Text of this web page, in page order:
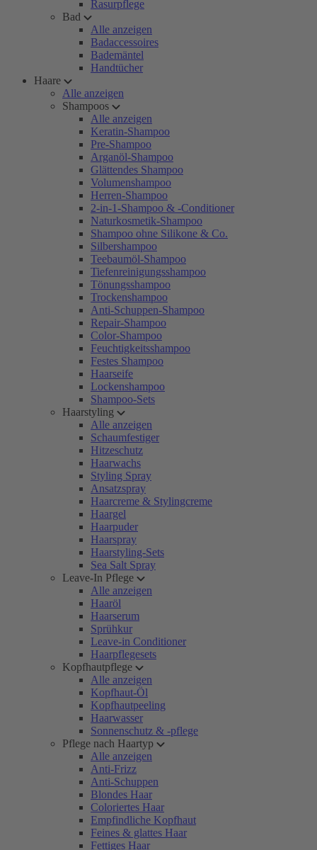
Rasurpflege
Bad
Alle anzeigen
Badaccessoires
Bademäntel
Handtücher
Haare
Alle anzeigen
Shampoos
Alle anzeigen
Keratin-Shampoo
Pre-Shampoo
Arganöl-Shampoo
Glättendes Shampoo
Volumenshampoo
Herren-Shampoo
2-in-1-Shampoo & -Conditioner
Naturkosmetik-Shampoo
Shampoo ohne Silikone & Co.
Silbershampoo
Teebaumöl-Shampoo
Tiefenreinigungsshampoo
Tönungsshampoo
Trockenshampoo
Anti-Schuppen-Shampoo
Repair-Shampoo
Color-Shampoo
Feuchtigkeitsshampoo
Festes Shampoo
Haarseife
Lockenshampoo
Shampoo-Sets
Haarstyling
Alle anzeigen
Schaumfestiger
Hitzeschutz
Haarwachs
Styling Spray
Ansatzspray
Haarcreme & Stylingcreme
Haargel
Haarpuder
Haarspray
Haarstyling-Sets
Sea Salt Spray
Leave-In Pflege
Alle anzeigen
Haaröl
Haarserum
Sprühkur
Leave-in Conditioner
Haarpflegesets
Kopfhautpflege
Alle anzeigen
Kopfhaut-Öl
Kopfhautpeeling
Haarwasser
Sonnenschutz & -pflege
Pflege nach Haartyp
Alle anzeigen
Anti-Frizz
Anti-Schuppen
Blondes Haar
Coloriertes Haar
Empfindliche Kopfhaut
Feines & glattes Haar
Fettiges Haar